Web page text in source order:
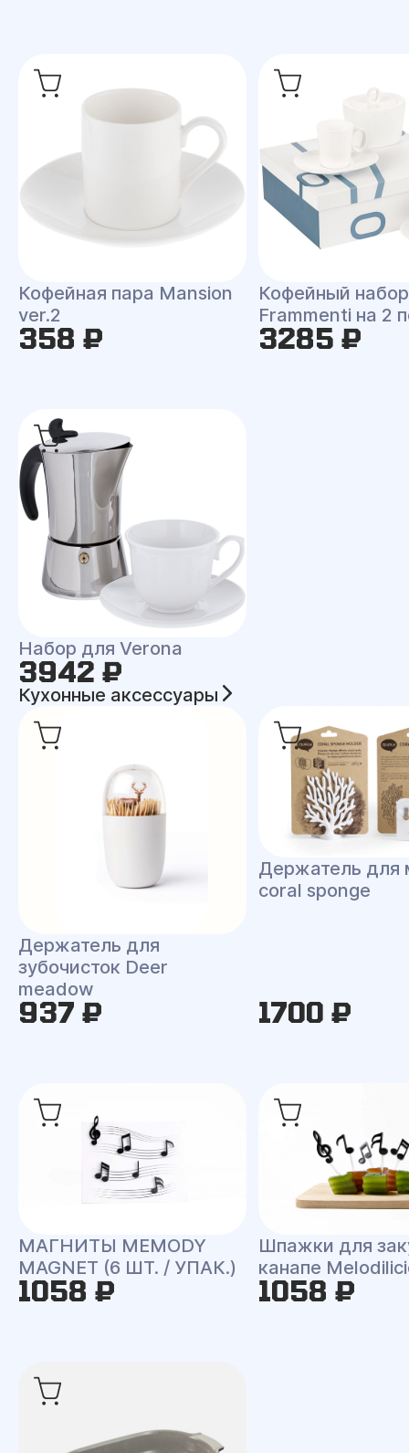
Кофейная пара Mansion
ver.2
358 ₽
Кофейный набор
Frammenti на 2
3285 ₽
Набор для Verona
3942 ₽
Кухонные аксессуары
Держатель для
зубочисток Deer
meadow
937 ₽
Держатель для
coral sponge
1700 ₽
МАГНИТЫ MEMODY
MAGNET (6 ШТ. / УПАК.)
1058 ₽
Шпажки для
канапе
1058 ₽